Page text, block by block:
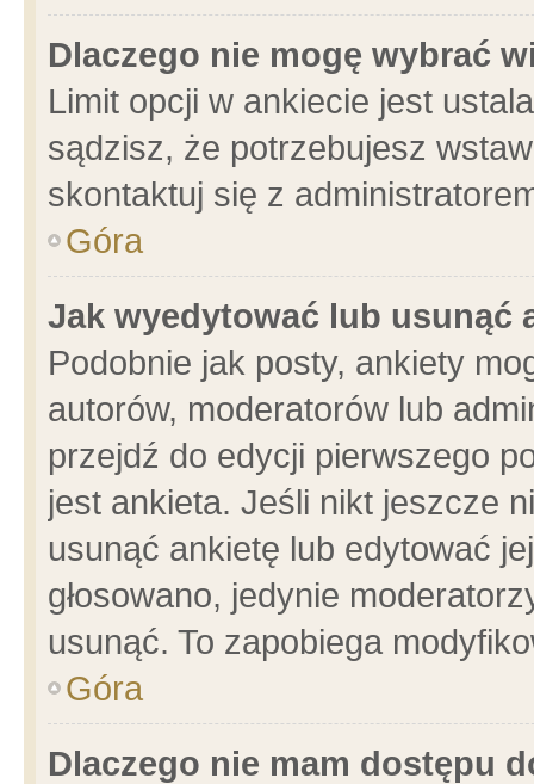
Dlaczego nie mogę wybrać
Limit opcji w ankiecie jest
sądzisz, że potrzebujesz
skontaktuj się z
Góra
Jak wyedytować lub usunąć
Podobnie jak posty, ankiety
autorów, moderatorów lub
przejdź do edycji pierwszego
jest ankieta. Jeśli nikt jeszcze
usunąć ankietę lub edytować
głosowano, jedynie
usunąć. To zapobiega
Góra
Dlaczego nie mam dostępu